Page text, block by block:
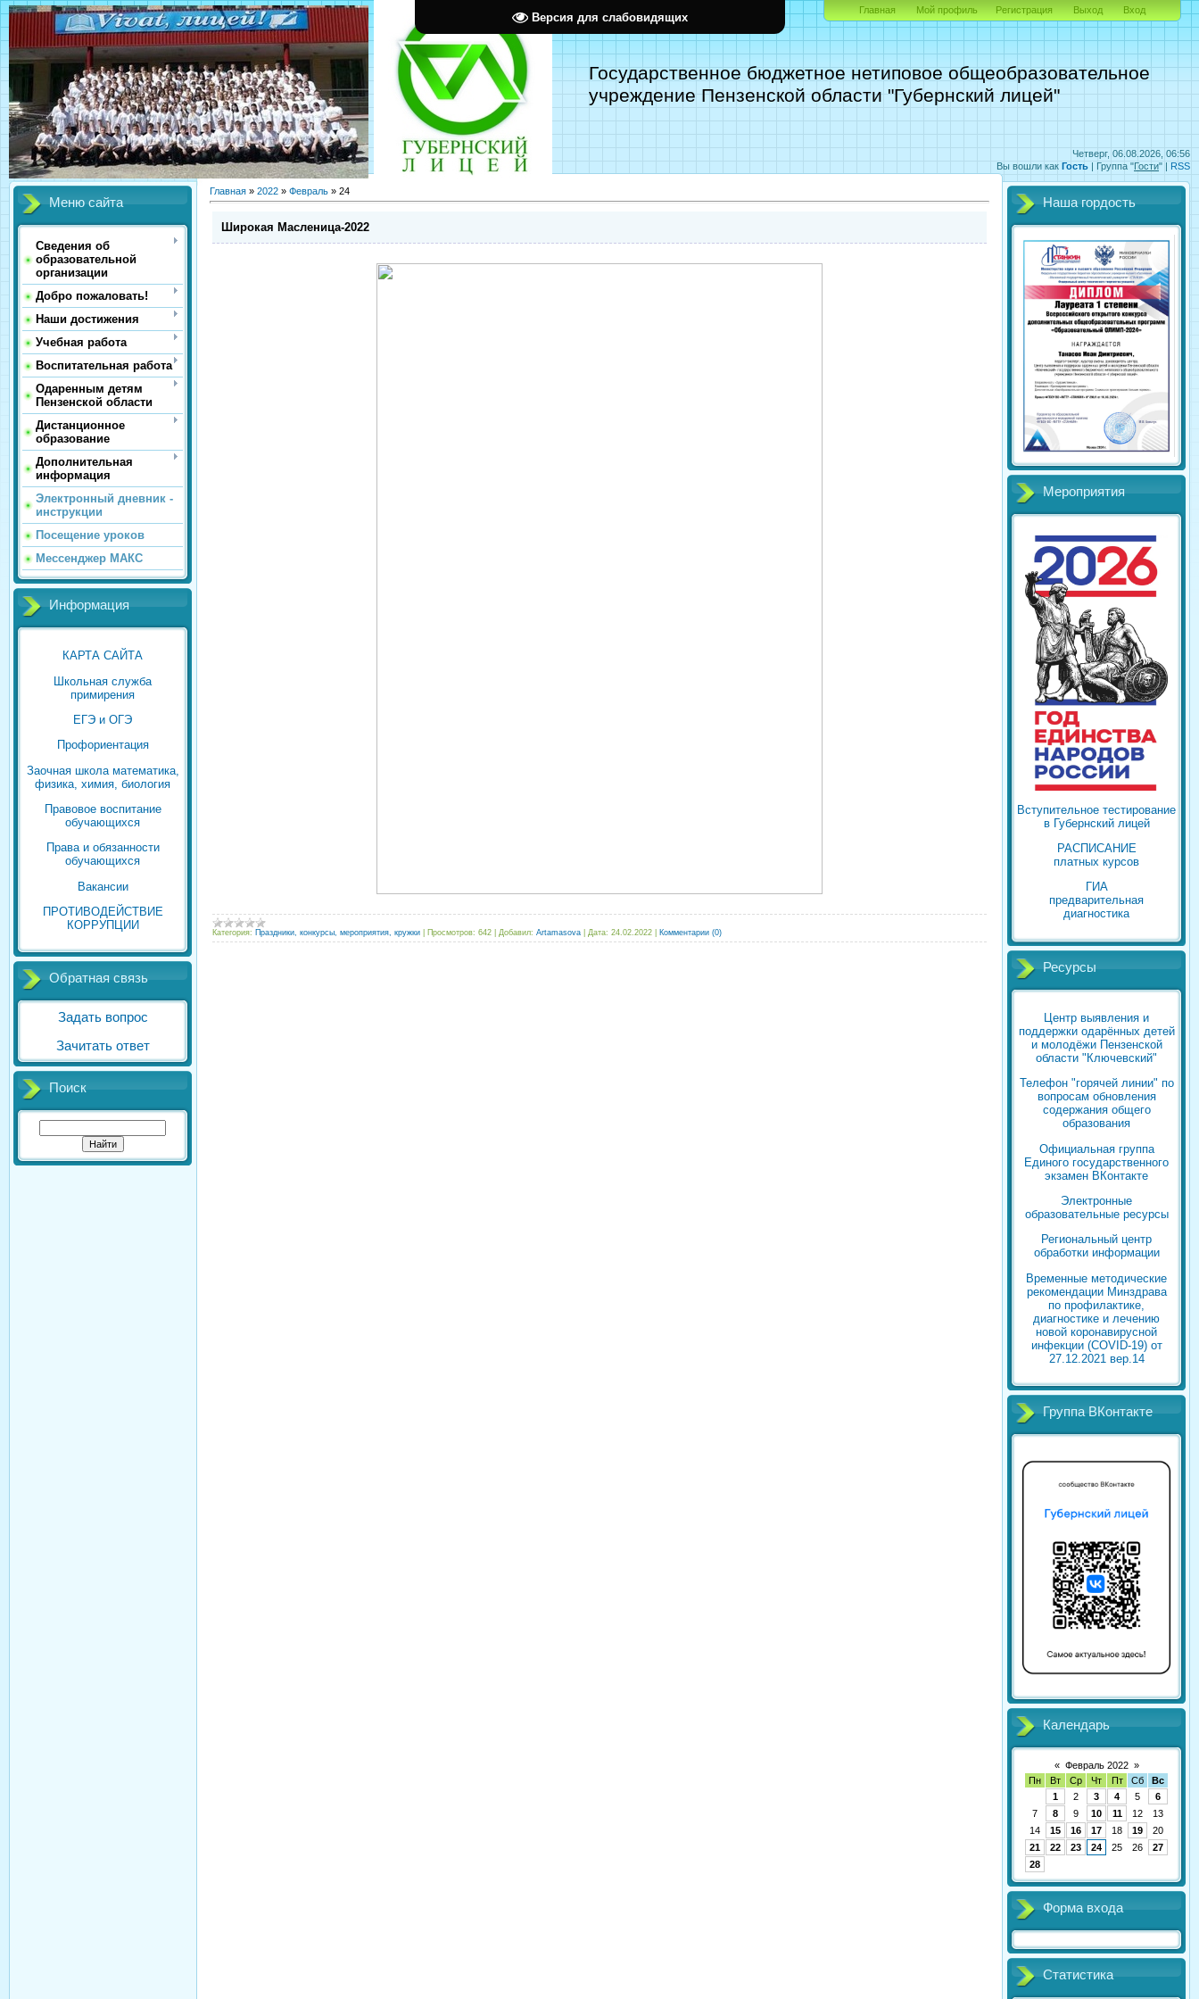
Версия для слабовидящих
Четверг, 06.08.2026, 06:56
Вы вошли как Гость | Группа "Гости" | RSS
Государственное бюджетное нетиповое общеобразовательное
учреждение Пензенской области "Губернский лицей"
Главная Мой профиль Регистрация Выход Вход
Меню сайта
Сведения об
образовательной
организации
Добро пожаловать!
Наши достижения
Учебная работа
Воспитательная работа
Одаренным детям
Пензенской области
Дистанционное
образование
Дополнительная
информация
Электронный дневник -
инструкции
Посещение уроков
Мессенджер МАКС
Информация
КАРТА САЙТА
Школьная служба
примирения
ЕГЭ и ОГЭ
Профориентация
Заочная школа математика,
физика, химия, биология
Правовое воспитание
обучающихся
Права и обязанности
обучающихся
Вакансии
ПРОТИВОДЕЙСТВИЕ
КОРРУПЦИИ
Обратная связь
Задать вопрос
Зачитать ответ
Поиск
Главная » 2022 » Февраль » 24
Широкая Масленица-2022
Категория: Праздники, конкурсы, мероприятия, кружки Просмотров: 642 Добавил: Artamasova Дата: 24.02.2022 Комментарии (0)
Наша гордость
Мероприятия
Вступительное тестирование
в Губернский лицей
РАСПИСАНИЕ
платных курсов
ГИА
предварительная
диагностика
Ресурсы
Центр выявления и
поддержки одарённых детей
и молодёжи Пензенской
области "Ключевский"
Телефон "горячей линии" по
вопросам обновления
содержания общего
образования
Официальная группа
Единого государственного
экзамен ВКонтакте
Электронные
образовательные ресурсы
Региональный центр
обработки информации
Временные методические
рекомендации Минздрава
по профилактике,
диагностике и лечению
новой коронавирусной
инфекции (COVID-19) от
27.12.2021 вер.14
Группа ВКонтакте
Календарь
« Февраль 2022 »
Пн
Вт Ср Чт Пт Сб
Вс
1
2 3 4 5
6
7
8 9 10 11 12
13
14
15 16 17 18 19
20
21
22 23 24 25 26
27
28
Форма входа
Статистика